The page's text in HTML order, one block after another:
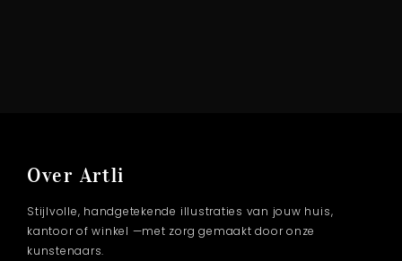
Over Artli
Stijlvolle, handgetekende illustraties van jouw huis,
kantoor of winkel —met zorg gemaakt door onze
kunstenaars.